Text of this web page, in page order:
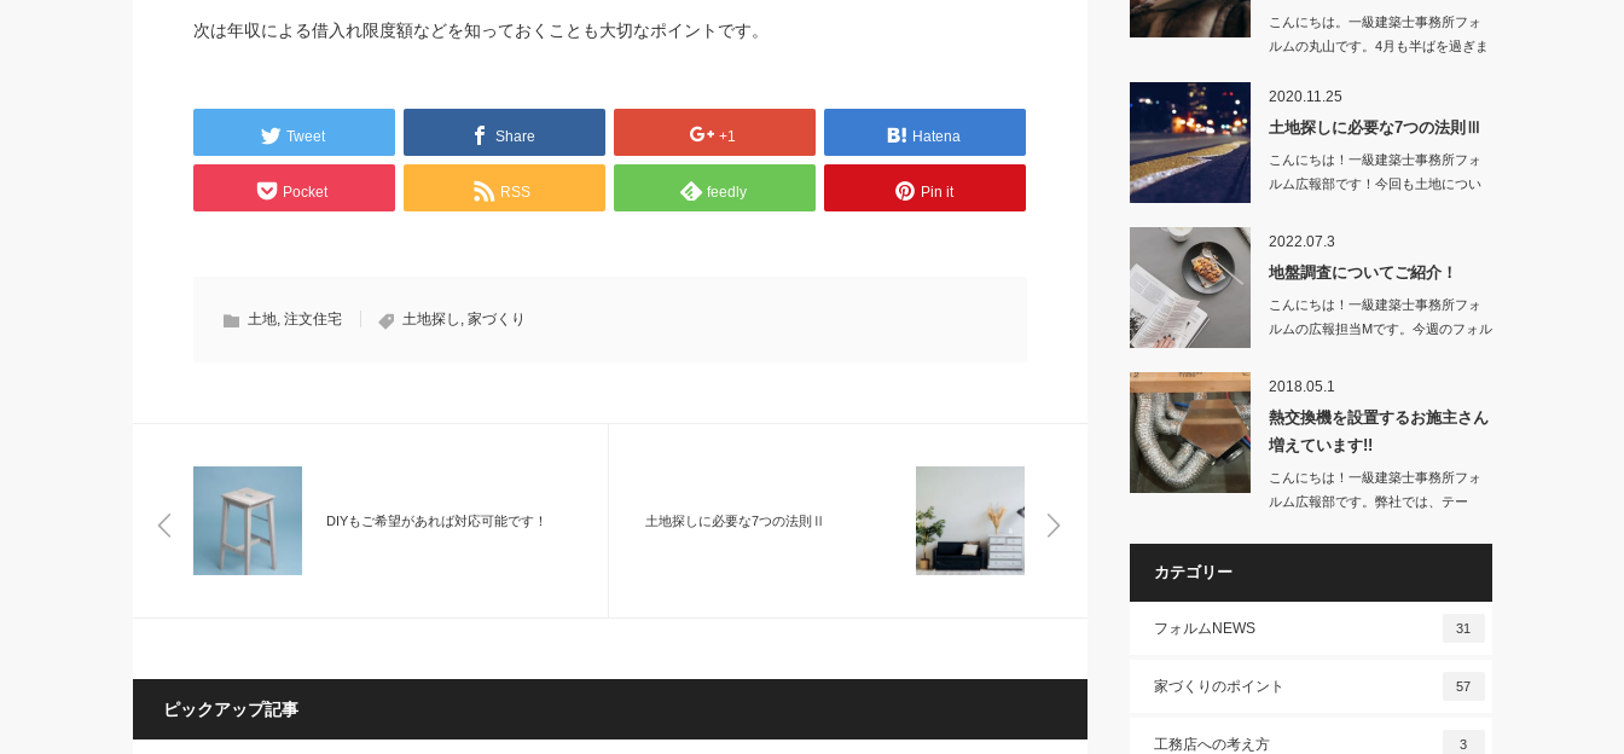
次は年収による借入れ限度額などを知っておくことも大切なポイントです。
Tweet Share +1 Hatena
Pocket RSS feedly Pin it
土地, 注文住宅 土地探し , 家づくり
DIYもご希望があれば対応可能です！ 土地探しに必要な7つの法則Ⅱ
ピックアップ記事
こんにちは。一級建築士事務所フォ
ルムの丸山です。4月も半ばを過ぎま
2020.11.25
土地探しに必要な7つの法則Ⅲ
こんにちは！一級建築士事務所フォ
ルム広報部です！今回も土地につい
2022.07.3
地盤調査についてご紹介！
こんにちは！一級建築士事務所フォ
ルムの広報担当Mです。今週のフォル
2018.05.1
熱交換機を設置するお施主さん
増えています!!
こんにちは！一級建築士事務所フォ
ルム広報部です。弊社では、テー
カテゴリー
フォルムNEWS 31
家づくりのポイント 57
工務店への考え方 3